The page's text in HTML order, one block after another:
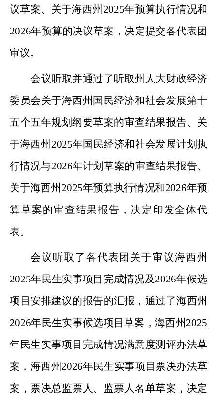
议草案、关于海西州 2025年预算执行情况和
2026年预算的决议草案， 决定提交各代表团
审议。
会议听取并通过了听取州人大财政经济
委员会关于海西州国民经济和社会发展第十
五个五年规划纲要草案的审查结果报告、关
于海西州 2025年国民经济和社会发展计划执
行情况与2026年计划草案的审查结果报告、
关于海西州 2025年预算执行情况和2026年预
算草案的审查结果报告， 决定印发全体代
表。
会议 听取了各代表团关于审议海西州
2025年民生实事项目完成情况及 2026年候选
项目安排建议的报告的汇报，通过了海西州
2026年民生实事候选项目草案，海西州 2025
年民生实事项目完成情况满意度测评办法草
案，海西州 2026年民生实事项目票决办法草
案，票决总监票人、监票人名单草案， 决定